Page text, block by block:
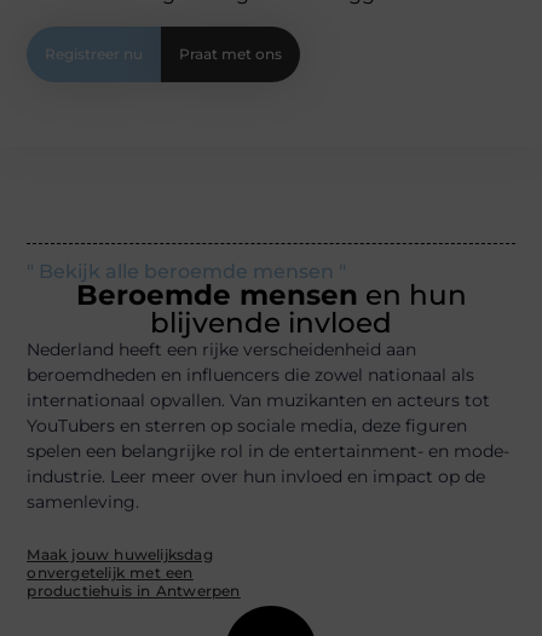
Registreer nu Praat met ons
" Bekijk alle beroemde mensen "
Beroemde mensen en hun
blijvende invloed
Nederland heeft een rijke verscheidenheid aan
beroemdheden en influencers die zowel nationaal als
internationaal opvallen. Van muzikanten en acteurs tot
YouTubers en sterren op sociale media, deze figuren
spelen een belangrijke rol in de entertainment- en mode-
industrie. Leer meer over hun invloed en impact op de
samenleving.
Maak jouw huwelijksdag
onvergetelijk met een
productiehuis in Antwerpen